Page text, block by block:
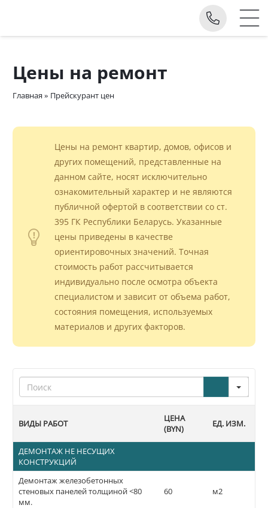
Цены на ремонт
Главная » Прейскурант цен
Цены на ремонт квартир, домов, офисов и
других помещений, представленные на
данном сайте, носят исключительно
ознакомительный характер и не являются
публичной офертой в соответствии со ст.
395 ГК Республики Беларусь. Указанные
цены приведены в качестве
ориентировочных значений. Точная
стоимость работ рассчитывается
индивидуально после осмотра объекта
специалистом и зависит от объема работ,
состояния помещения, используемых
материалов и других факторов.
Search
ВИДЫ РАБОТ
ЦЕНА
(BYN)
ЕД. ИЗМ.
ДЕМОНТАЖ НЕ НЕСУЩИХ
КОНСТРУКЦИЙ
Демонтаж железобетонных
стеновых панелей толщиной <80
мм.
60 м2